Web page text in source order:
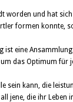
worden und hat
formen konnte,
eine
das Optimum für
sein kann, die
jene, die ihr Leben